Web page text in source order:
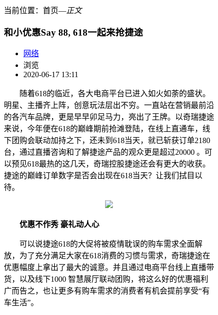
当前位置： 首页―正文
和小优惠Say 88, 618一起来抢捷途
网络
浏览
2020-06-17 13:11
随着618的临近，各大电商平台已进入如火如荼的盛状。
明星、主播齐上阵，创意玩法层出不穷。一直站在营销最前沿
的各汽车品牌，更是早早卯足马力，亮出了王牌。以奇瑞捷途
来说，今年便在618的巅峰期前抢滩登陆，在线上直通车，线
下团购会联动加持之下，还未到618当天，就已斩获订单2180
台，通过直播咨询和了解捷途产品的观众更是超过20000 。可
以预见618最热的这几天，奇瑞控股捷途还会有更大的收获。
捷途的巅峰订单数字是否会出现在618当天？让我们拭目以
待。
优惠不作秀 豪礼动人心
可以说捷途618的大促将被疫情耽误的购车需求全面解
放，为了充分满足大家在618消费的习惯与需求，奇瑞捷途在
优惠幅度上拿出了最大的诚意。并且通过电商平台线上直播带
货，以及线下1000 智慧展厅联动团购，将这么好的优惠福利
广而告之，也让更多有购车需求的消费者有机会提前享受“有
车生活”。